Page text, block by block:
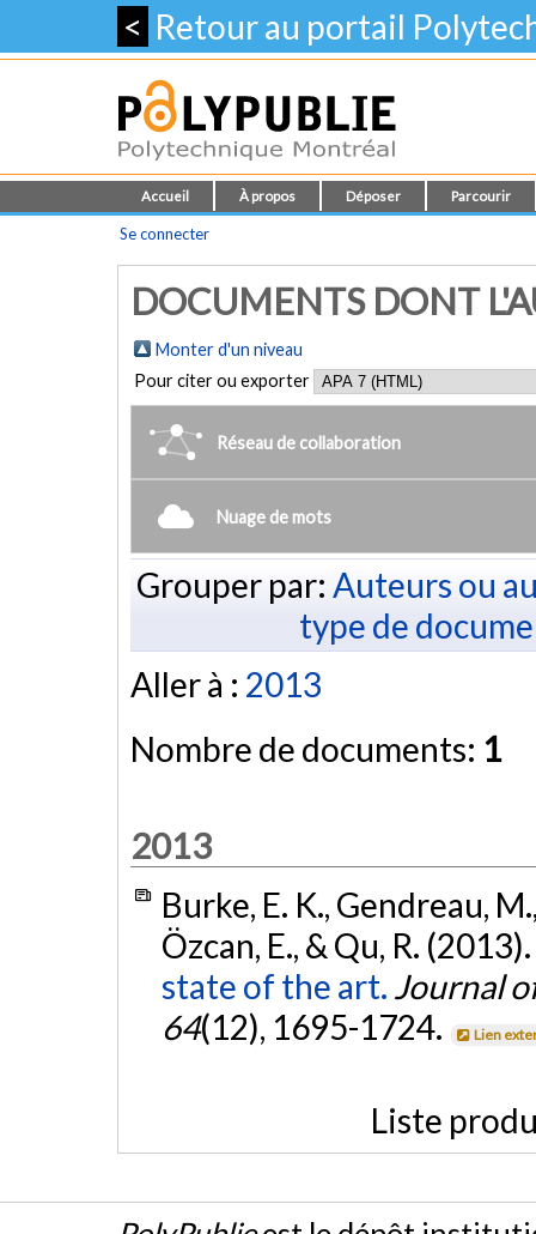
< Retour au portail
Accueil À propos Déposer Parcourir
Se connecter
DOCUMENTS DONT
Monter d'un niveau
Pour citer ou exporter
Réseau de collaboration
Nuage de mots
Grouper par: Auteurs ou
type de
Aller à : 2013
Nombre de documents: 1
2013
Burke, E. K., Gendreau,
Özcan, E., & Qu, R. (2013).
state of the art. Journal
64(12), 1695-1724. Lien
Liste